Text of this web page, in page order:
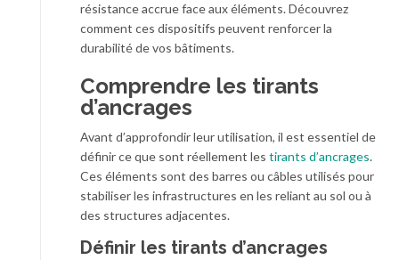
résistance accrue face aux éléments. Découvrez
comment ces dispositifs peuvent renforcer la
durabilité de vos bâtiments.
Comprendre les tirants
d’ancrages
Avant d’approfondir leur utilisation, il est essentiel de
définir ce que sont réellement les tirants d’ancrages.
Ces éléments sont des barres ou câbles utilisés pour
stabiliser les infrastructures en les reliant au sol ou à
des structures adjacentes.
Définir les tirants d’ancrages